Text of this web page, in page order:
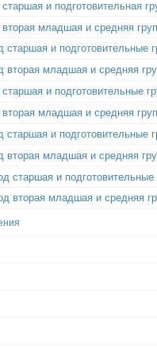
и подготовительная
вторая младшая и средняя
старшая и подготовительные
вторая младшая и средняя
и подготовительные
вторая младшая и средняя
старшая и подготовительные
вторая младшая и средняя
старшая и подготовительные
вторая младшая и средняя